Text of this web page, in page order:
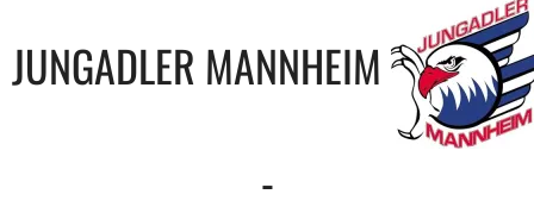
JUNGADLER MANNHEIM
-